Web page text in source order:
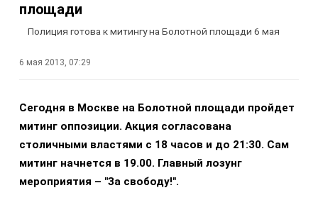
площади
Полиция готова к митингу на Болотной площади 6 мая
6 мая 2013, 07:29
Сегодня в Москве на Болотной площади пройдет
митинг оппозиции. Акция согласована
столичными властями с 18 часов и до 21:30. Сам
митинг начнется в 19.00. Главный лозунг
мероприятия – "За свободу!".